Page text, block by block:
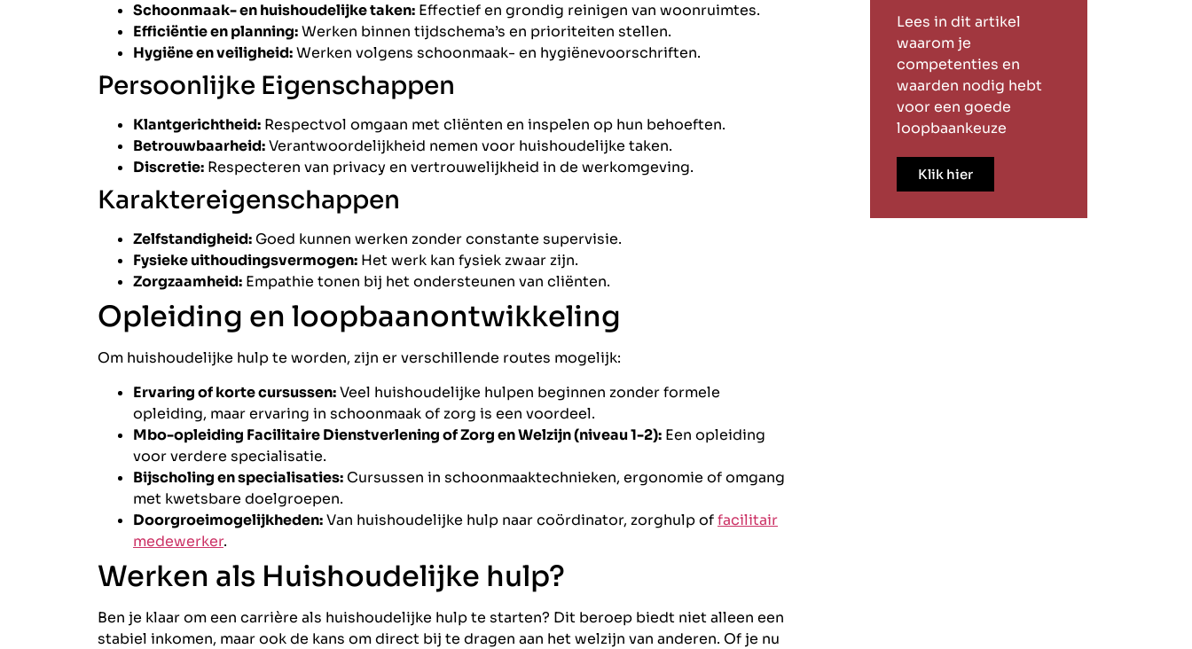
Schoonmaak- en huishoudelijke taken: Effectief en grondig reinigen van woonruimtes.
Efficiëntie en planning:Werken binnen tijdschema’s en prioriteiten stellen.
Hygiëne en veiligheid:Werken volgens schoonmaak- en hygiënevoorschriften.
Persoonlijke Eigenschappen
Klantgerichtheid: Respectvol omgaan met cliënten en inspelen op hun behoeften.
Betrouwbaarheid:Verantwoordelijkheid nemen voor huishoudelijke taken.
Discretie: Respecteren van privacy en vertrouwelijkheid in de werkomgeving.
Karaktereigenschappen
Zelfstandigheid: Goed kunnen werken zonder constante supervisie.
Fysieke uithoudingsvermogen: Het werk kan fysiek zwaar zijn.
Zorgzaamheid: Empathie tonen bij het ondersteunen van cliënten.
Opleiding en loopbaanontwikkeling
Om huishoudelijke hulp te worden, zijn er verschillende routes mogelijk:
Ervaring of korte cursussen:Veel huishoudelijke hulpen beginnen zonder formele
opleiding, maar ervaring in schoonmaak of zorg is een voordeel.
Mbo-opleiding Facilitaire Dienstverlening of Zorg en Welzijn (niveau 1-2): Een opleiding
voor verdere specialisatie.
Bijscholing en specialisaties: Cursussen in schoonmaaktechnieken, ergonomie of omgang
met kwetsbare doelgroepen.
Doorgroeimogelijkheden:Van huishoudelijke hulp naar coördinator, zorghulp offacilitair
medewerker.
Werken als Huishoudelijke hulp?
Ben je klaar om een carrière als huishoudelijke hulp te starten? Dit beroep biedt niet alleen een
stabiel inkomen, maar ook de kans om direct bij te dragen aan het welzijn van anderen. Of je nu
Lees in dit artikel
waarom je
competenties en
waarden nodig hebt
voor een goede
loopbaankeuze
Klik hier